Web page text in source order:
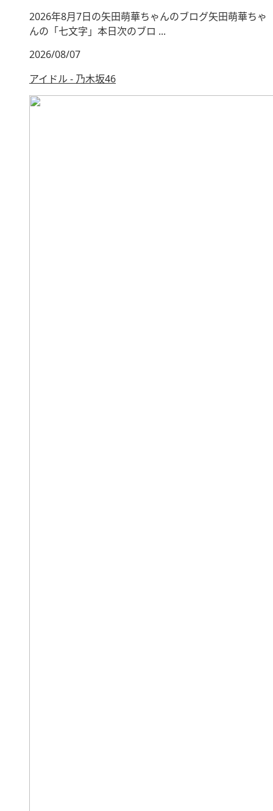
2026年8月7日の矢田萌華ちゃんのブログ矢田萌華ちゃ
んの「七文字」本日次のブロ ...
2026/08/07
アイドル - 乃木坂46